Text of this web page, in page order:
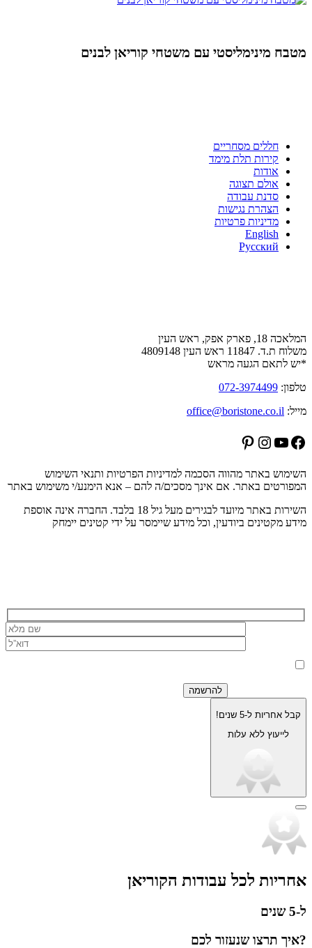
מטבח מינימליסטי עם משטחי קוריאן לבנים
חללים מסחריים
קירות תלת מימד
אודות
אולם תצוגה
סדנת עבודה
הצהרת נגישות
מדיניות פרטיות
English
Русский
המלאכה 18, פארק אפק, ראש העין
משלוח ת.ד. 11847 ראש העין 4809148
*יש לתאם הגעה מראש
טלפון: 072-3974499
מייל: office@boristone.co.il
Facebook
YouTube
Instagram
Pinterest
השימוש באתר מהווה הסכמה למדיניות הפרטיות ותנאי השימוש
המפורטים באתר. אם אינך מסכים/ה להם – אנא הימנע/י משימוש באתר
השירות באתר מיועד לבגירים מעל גיל 18 בלבד. החברה אינה אוספת
מידע מקטינים ביודעין, וכל מידע שיימסר על ידי קטינים יימחק
קבל אחריות ל-5 שנים!
לייעוץ ללא עלות
אחריות לכל עבודות הקוריאן
ל-5 שנים
?איך תרצו שנעזור לכם